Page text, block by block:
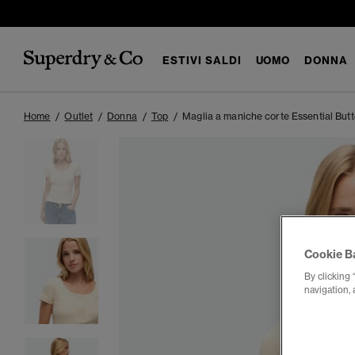
ESTIVI SALDI UOMO DONNA
Home Outlet Donna Top Maglia a maniche corte Essential
Cookie
By clicking
navigation,